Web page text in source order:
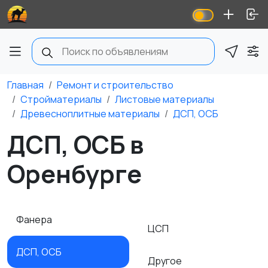
Главная
Ремонт и строительство
Стройматериалы
Листовые материалы
Древесноплитные материалы
ДСП, ОСБ
ДСП, ОСБ в
Оренбурге
Фанера
ДСП, ОСБ
ЦСП
Другое